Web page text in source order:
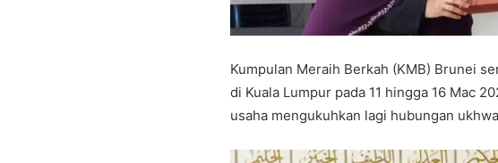
Kumpulan Meraih Berkah (KMB) Brunei
di Kuala Lumpur pada 11 hingga 16 Mac
usaha mengukuhkan lagi hubungan